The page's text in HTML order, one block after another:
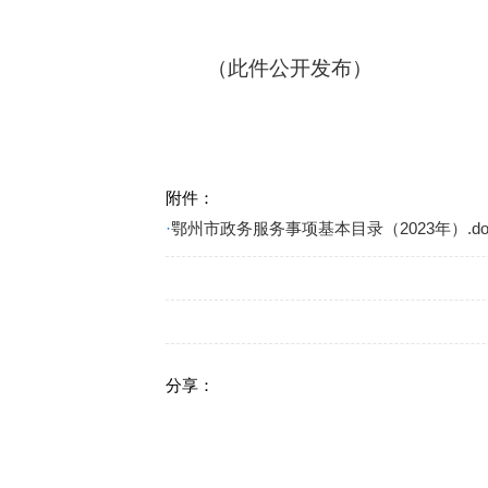
（此件公开发布）
附件：
·鄂州市政务服务事项基本目录（2023年）
分享：